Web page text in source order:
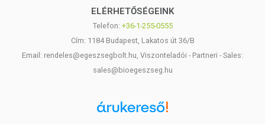
ELÉRHETŐSÉGEINK
Telefon: +36-1-255-0555
Cím: 1184 Budapest, Lakatos út 36/B
Email: rendeles@egeszsegbolt.hu, Viszonteladói - Partneri - Sales:
sales@bioegeszseg.hu